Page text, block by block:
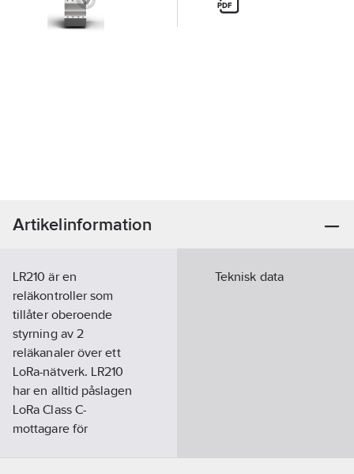
Artikelinformation
LR210 är en
reläkontroller som
tillåter oberoende
styrning av 2
reläkanaler över ett
LoRa-nätverk. LR210
har en alltid påslagen
LoRa Class C-
mottagare för
Teknisk data